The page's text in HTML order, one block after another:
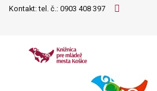
Kontakt: tel. č.: 0903 408 397